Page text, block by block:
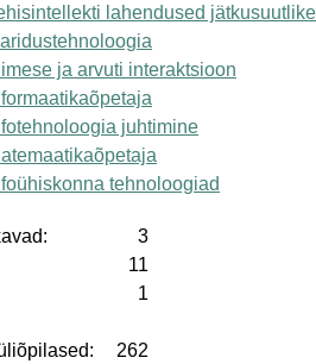
lahendused
ja arvuti interaktsioon
juhtimine
tehnoloogiad
3
11
1
262